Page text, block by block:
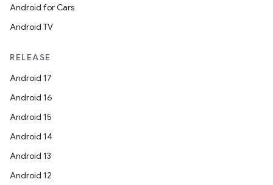
Android for Cars
Android TV
RELEASE
Android 17
Android 16
Android 15
Android 14
Android 13
Android 12